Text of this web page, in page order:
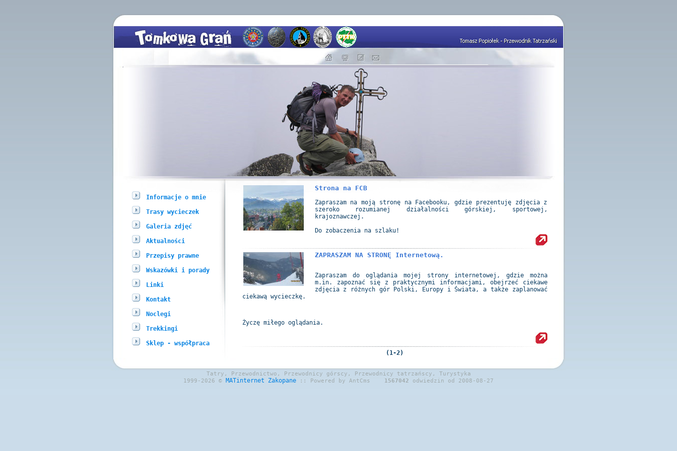
Informacje o mnie
Trasy wycieczek
Galeria zdjęć
Aktualności
Przepisy prawne
Wskazówki i porady
Linki
Kontakt
Noclegi
Trekkingi
Sklep - współpraca
Strona na FCB
Zapraszam na moją stronę na Facebooku, gdzie prezentuję zdjęcia z
szeroko rozumianej działalności górskiej, sportowej,
krajoznawczej.
Do zobaczenia na szlaku!
ZAPRASZAM NA STRONĘ Internetową.
Zapraszam do oglądania mojej strony internetowej, gdzie można
m.in. zapoznać się z praktycznymi informacjami, obejrzeć ciekawe
zdjęcia z różnych gór Polski, Europy i Świata, a także zaplanować
ciekawą wycieczkę.
Życzę miłego oglądania.
(1-2)
Tatry, Przewodnictwo, Przewodnicy górscy, Przewodnicy tatrzańscy, Turystyka
1999-2026 © MATinternet Zakopane :: Powered by AntCms 1567042 odwiedzin od 2008-08-27